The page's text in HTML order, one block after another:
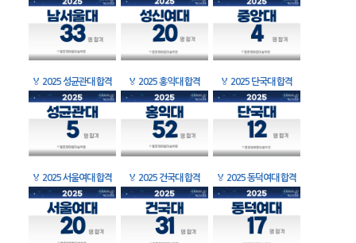
🏅 2025 성균관대 합격 🏅 2025 홍익대 합격 🏅 2025 단국대 합격
🏅 2025 서울여대 합격 🏅 2025 건국대 합격 🏅 2025 동덕여대 합격